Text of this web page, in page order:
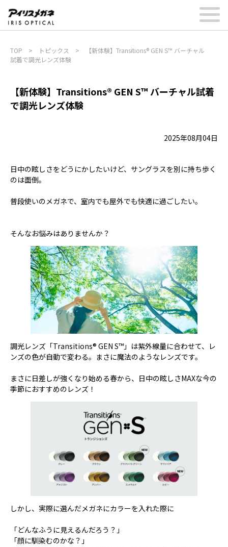
TOP > トピックス >
【新体験】Transitions® GEN S™ バーチャル
試着で調光レンズ体験
【新体験】Transitions® GEN S™ バーチャル試着
で調光レンズ体験
2025年08月04日
日中の眩しさをどうにかしたいけど、サングラスを別に持ち歩く
のは面倒。
普段使いのメガネで、室内でも屋外でも快適に過ごしたい。
そんなお悩みはありませんか？
調光レンズ「Transitions® GEN S™」は紫外線量に合わせて、レ
ンズの色が自動で変わる。まさに魔法のようなレンズです。
まさに日差しが強くなり始める春から、日中の眩しさMAXな今の
季節におすすめのレンズ！
しかし、実際に選んだメガネにカラーを入れた際に
「どんなふうに見えるんだろう？」
「顔に馴染むのかな？」